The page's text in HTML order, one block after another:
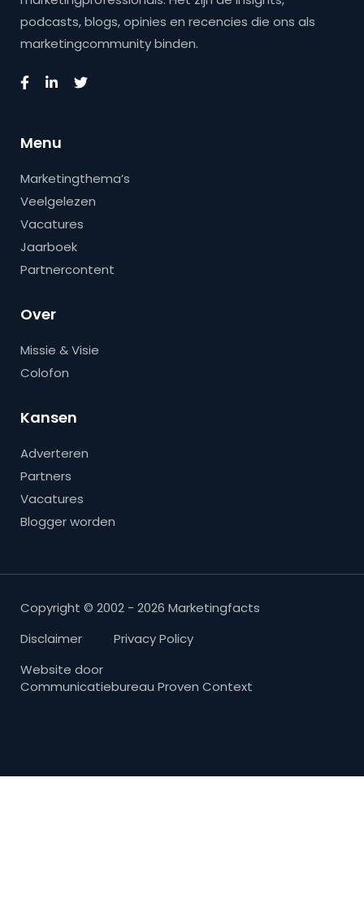
podcasts, blogs, opinies en recencies die ons als
marketingcommunity binden.
Menu
Marketingthema’s
Veelgelezen
Vacatures
Jaarboek
Partnercontent
Over
Missie & Visie
Colofon
Kansen
Adverteren
Partners
Vacatures
Blogger worden
Copyright © 2002 - 2026 Marketingfacts
Disclaimer
Privacy Policy
Website door
Communicatiebureau Proven Context